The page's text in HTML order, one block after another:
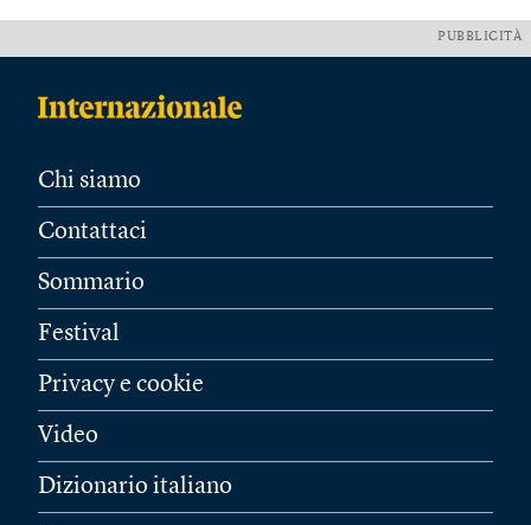
PUBBLICITÀ
Chi siamo
Contattaci
Sommario
Festival
Privacy e cookie
Video
Dizionario italiano